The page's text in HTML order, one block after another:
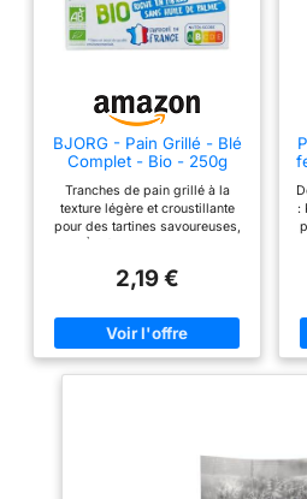
BJORG - Pain Grillé - Blé
Complet - Bio - 250g
Tranches de pain grillé à la
texture légère et croustillante
pour des tartines savoureuses,
À déguster nature ou
ou sucré Farine de blé complet
non raffiné, Ingrédients issus
de l’agriculture biologique,
Sans huile de palme
Naturellement riches en fibres
petit-déjeuner, Conserver les
2,19 €
: